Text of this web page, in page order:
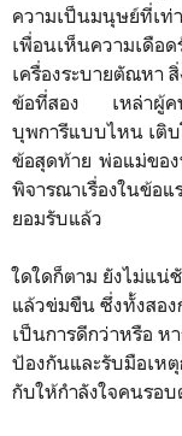
ความเป็นมนุษย์ที่เ
เพื่อนเห็นความเดื
เครื่องระบายตัณหา
ข้อที่สอง เหล่าผู้ค
บุพการีแบบไหน เติบ
ข้อสุดท้าย พ่อแม่ขอ
พิจารณาเรื่องในข้อ
ยอมรับแล้ว
ใดใดก็ตาม ยังไม่แน่
แล้วข่มขืน ซึ่งทั้งสอ
เป็นการดีกว่าหรือ
ป้องกันและรับมือเห
กับให้กำลังใจคนรอ